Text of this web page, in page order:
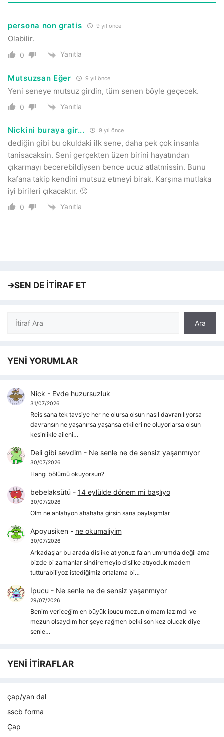
persona non gratis 9 yıl önce
Olabilir.
0 Yanıtla
Mutsuzsan Eğer 9 yıl önce
Yeni seneye mutsuz girdin, tüm senen böyle geçecek.
0 Yanıtla
Nickini buraya gir... 9 yıl önce
dediğin gibi bu okuldaki ilk sene, daha pek çok insanla
tanisacaksin. Seni gerçekten üzen birini hayatından
çıkarmayı becerebildiysen bence ucuz atlatmissin. Bunu
kafana takip kendini mutsuz etmeyi birak. Karşına mutlaka
iyi birileri çıkacaktır. 🙂
0 Yanıtla
➔SEN DE İTİRAF ET
Ara
Ara
YENİ YORUMLAR
Nick - Evde huzursuzluk
31/07/2026
Reis sana tek tavsiye her ne olursa olsun nasıl davranılıyorsa
davransın ne yaşanırsa yaşansa etkileri ne oluyorlarsa olsun
kesinlikle aileni…
Deli gibi sevdim - Ne senle ne de sensiz yaşanmıyor
30/07/2026
Hangi bölümü okuyorsun?
bebelaksütü - 14 eylülde dönem mi başlıyo
30/07/2026
Olm ne anlatıyon ahahaha girsin sana paylaşımlar
Apoyusiken- ne okumaliyim
30/07/2026
Arkadaşlar bu arada dislike atıyonuz falan umrumda değil ama
bizde bi zamanlar sindiremeyip dislike atıyoduk madem
tutturabiliyoz istediğimiz ortalama bi…
İpucu - Ne senle ne de sensiz yaşanmıyor
29/07/2026
Benim vericeğim en büyük ipucu mezun olmam lazımdı ve
mezun olsaydım her şeye rağmen belki son kez olucak diye
senle…
YENİ İTİRAFLAR
çap/yan dal
sscb forma
Çap